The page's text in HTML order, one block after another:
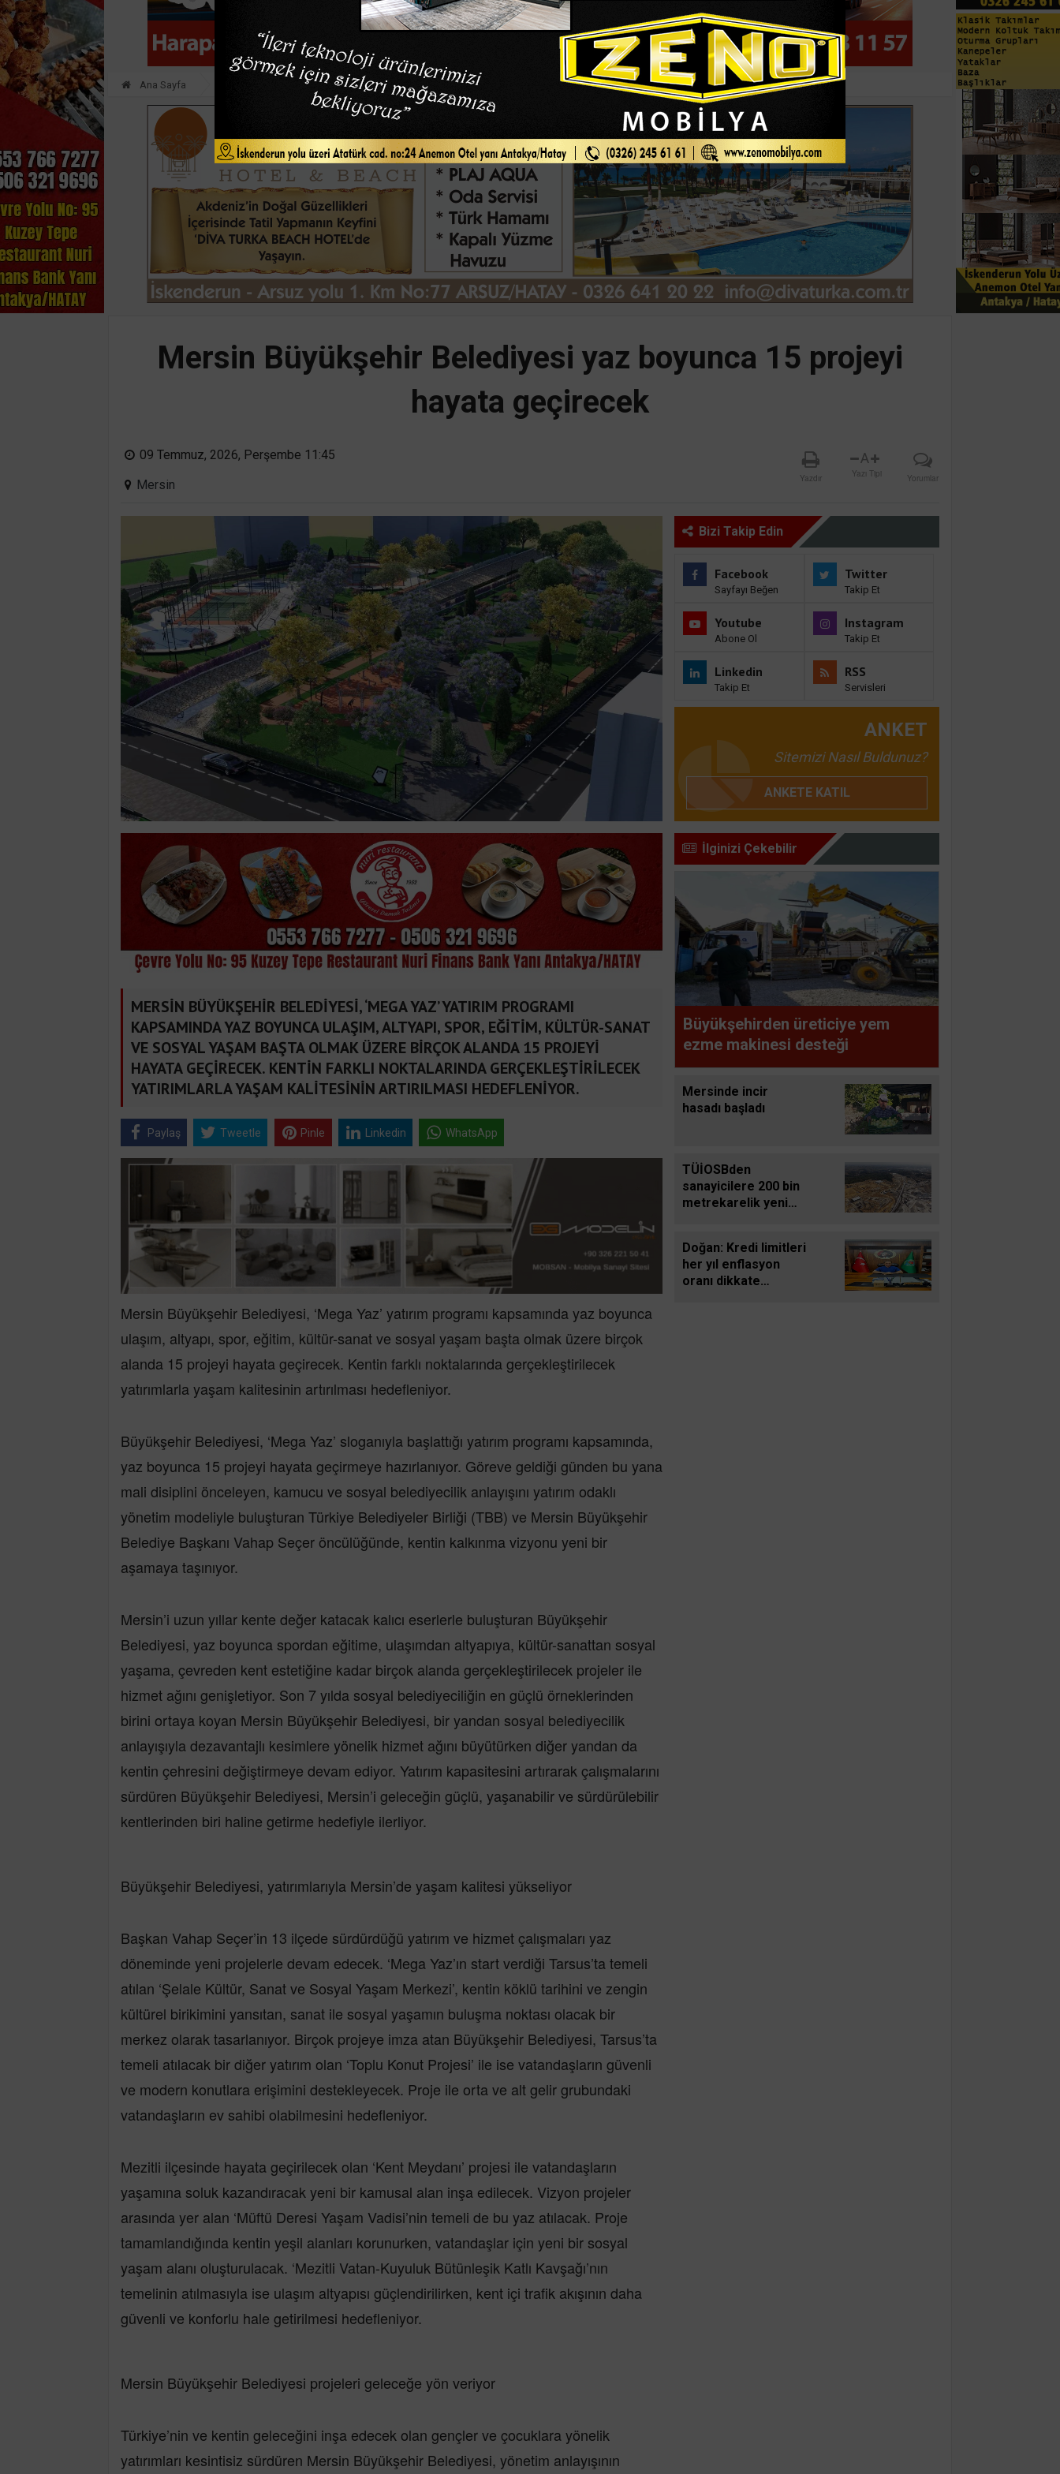
Ana Sayfa
Mersin Büyükşehir Belediyesi yaz boyunca 15 projeyi
hayata geçirecek
09 Temmuz, 2026, Perşembe 11:45
Mersin
Yazdır
A
Yazı Tipi Yorumlar
MERSİN BÜYÜKŞEHİR BELEDİYESİ, ‘MEGA YAZ’ YATIRIM PROGRAMI
KAPSAMINDA YAZ BOYUNCA ULAŞIM, ALTYAPI, SPOR, EĞİTİM, KÜLTÜR-SANAT
VE SOSYAL YAŞAM BAŞTA OLMAK ÜZERE BİRÇOK ALANDA 15 PROJEYİ
HAYATA GEÇİRECEK. KENTİN FARKLI NOKTALARINDA GERÇEKLEŞTİRİLECEK
YATIRIMLARLA YAŞAM KALİTESİNİN ARTIRILMASI HEDEFLENİYOR.
Paylaş Tweetle Pinle Linkedin WhatsApp
Mersin Büyükşehir Belediyesi, ‘Mega Yaz’ yatırım programı kapsamında yaz boyunca
ulaşım, altyapı, spor, eğitim, kültür-sanat ve sosyal yaşam başta olmak üzere birçok
alanda 15 projeyi hayata geçirecek. Kentin farklı noktalarında gerçekleştirilecek
yatırımlarla yaşam kalitesinin artırılması hedefleniyor.
Büyükşehir Belediyesi, ‘Mega Yaz’ sloganıyla başlattığı yatırım programı kapsamında,
yaz boyunca 15 projeyi hayata geçirmeye hazırlanıyor. Göreve geldiği günden bu yana
mali disiplini önceleyen, kamucu ve sosyal belediyecilik anlayışını yatırım odaklı
yönetim modeliyle buluşturan Türkiye Belediyeler Birliği (TBB) ve Mersin Büyükşehir
Belediye Başkanı Vahap Seçer öncülüğünde, kentin kalkınma vizyonu yeni bir
aşamaya taşınıyor.
Mersin’i uzun yıllar kente değer katacak kalıcı eserlerle buluşturan Büyükşehir
Belediyesi, yaz boyunca spordan eğitime, ulaşımdan altyapıya, kültür-sanattan sosyal
yaşama, çevreden kent estetiğine kadar birçok alanda gerçekleştirilecek projeler ile
hizmet ağını genişletiyor. Son 7 yılda sosyal belediyeciliğin en güçlü örneklerinden
birini ortaya koyan Mersin Büyükşehir Belediyesi, bir yandan sosyal belediyecilik
anlayışıyla dezavantajlı kesimlere yönelik hizmet ağını büyütürken diğer yandan da
kentin çehresini değiştirmeye devam ediyor. Yatırım kapasitesini artırarak çalışmalarını
sürdüren Büyükşehir Belediyesi, Mersin’i geleceğin güçlü, yaşanabilir ve sürdürülebilir
kentlerinden biri haline getirme hedefiyle ilerliyor.
Büyükşehir Belediyesi, yatırımlarıyla Mersin’de yaşam kalitesi yükseliyor
Başkan Vahap Seçer’in 13 ilçede sürdürdüğü yatırım ve hizmet çalışmaları yaz
döneminde yeni projelerle devam edecek. ‘Mega Yaz’ın start verdiği Tarsus’ta temeli
atılan ‘Şelale Kültür, Sanat ve Sosyal Yaşam Merkezi’, kentin köklü tarihini ve zengin
kültürel birikimini yansıtan, sanat ile sosyal yaşamın buluşma noktası olacak bir
merkez olarak tasarlanıyor. Birçok projeye imza atan Büyükşehir Belediyesi, Tarsus’ta
temeli atılacak bir diğer yatırım olan ‘Toplu Konut Projesi’ ile ise vatandaşların güvenli
ve modern konutlara erişimini destekleyecek. Proje ile orta ve alt gelir grubundaki
vatandaşların ev sahibi olabilmesini hedefleniyor.
Mezitli ilçesinde hayata geçirilecek olan ‘Kent Meydanı’ projesi ile vatandaşların
yaşamına soluk kazandıracak yeni bir kamusal alan inşa edilecek. Vizyon projeler
arasında yer alan ‘Müftü Deresi Yaşam Vadisi’nin temeli de bu yaz atılacak. Proje
tamamlandığında kentin yeşil alanları korunurken, vatandaşlar için yeni bir sosyal
yaşam alanı oluşturulacak. ‘Mezitli Vatan-Kuyuluk Bütünleşik Katlı Kavşağı’nın
temelinin atılmasıyla ise ulaşım altyapısı güçlendirilirken, kent içi trafik akışının daha
güvenli ve konforlu hale getirilmesi hedefleniyor.
Mersin Büyükşehir Belediyesi projeleri geleceğe yön veriyor
Türkiye’nin ve kentin geleceğini inşa edecek olan gençler ve çocuklara yönelik
yatırımları kesintisiz sürdüren Mersin Büyükşehir Belediyesi, yönetim anlayışının
Bizi Takip Edin
Facebook
Sayfayı Beğen
Twitter
Takip Et
Youtube
Abone Ol
Instagram
Takip Et
Linkedin
Takip Et
RSS
Servisleri
ANKET
Sitemizi Nasıl Buldunuz?
ANKETE KATIL
İlginizi Çekebilir
Büyükşehirden üreticiye yem
ezme makinesi desteği
Mersinde incir
hasadı başladı
TÜİOSBden
sanayicilere 200 bin
metrekarelik yeni
Doğan: Kredi limitleri
her yıl enflasyon
oranı dikkate